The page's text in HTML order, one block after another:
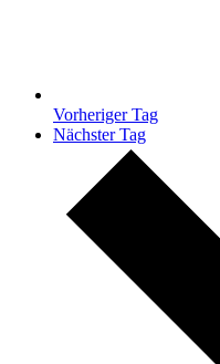
Vorheriger Tag
Nächster Tag